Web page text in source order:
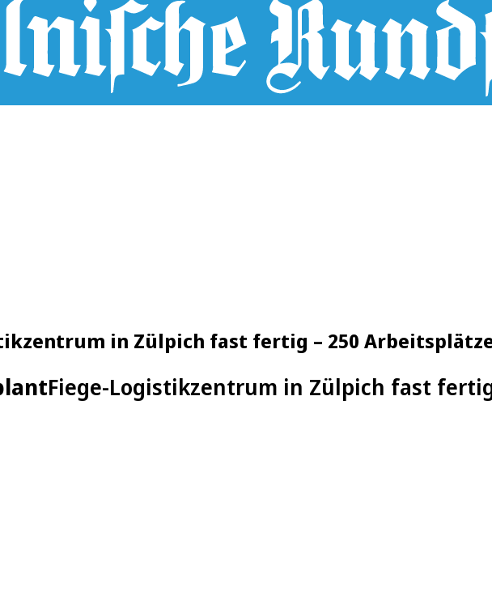
in Zülpich fast fertig – 250
Fiege-Logistikzentrum in Zülpich fast